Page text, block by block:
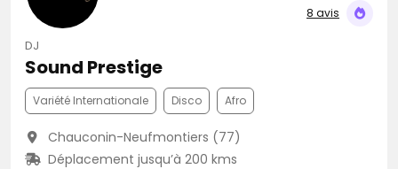
8 avis
DJ
Sound Prestige
Variété Internationale Disco Afro
Chauconin-Neufmontiers (77)
Déplacement jusqu’à 200 kms